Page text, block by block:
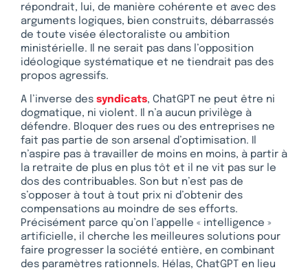
répondrait, lui, de manière cohérente et avec des
arguments logiques, bien construits, débarrassés
de toute visée électoraliste ou ambition
ministérielle. Il ne serait pas dans l’opposition
idéologique systématique et ne tiendrait pas des
propos agressifs.
A l’inverse des syndicats, ChatGPT ne peut être ni
dogmatique, ni violent. Il n’a aucun privilège à
défendre. Bloquer des rues ou des entreprises ne
fait pas partie de son arsenal d’optimisation. Il
n’aspire pas à travailler de moins en moins, à partir à
la retraite de plus en plus tôt et il ne vit pas sur le
dos des contribuables. Son but n’est pas de
s’opposer à tout à tout prix ni d’obtenir des
compensations au moindre de ses efforts.
Précisément parce qu’on l’appelle « intelligence »
artificielle, il cherche les meilleures solutions pour
faire progresser la société entière, en combinant
des paramètres rationnels. Hélas, ChatGPT en lieu